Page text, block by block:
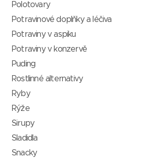
Polotovary
Potravinové doplňky a léčiva
Potraviny v aspiku
Potraviny v konzervě
Puding
Rostlinné alternativy
Ryby
Rýže
Sirupy
Sladidla
Snacky